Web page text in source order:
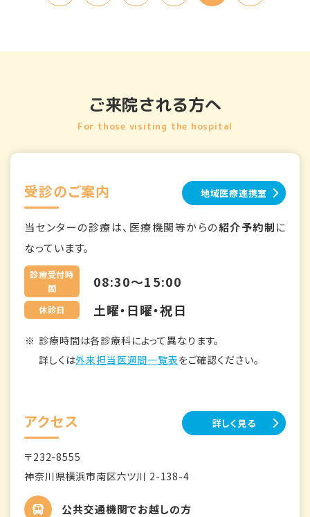
ご来院される方へ
For those visiting the hospital
受診のご案内 地域医療連携室
当センターの診療は、医療機関等からの紹介予約制に
なっています。
診療受付時
間
08:30～15:00
休診日 土曜・日曜・祝日
診療時間は各診療科によって異なります。
詳しくは外来担当医週間一覧表をご確認ください。
アクセス 詳しく見る
〒232-8555
神奈川県横浜市南区六ツ川 2-138-4
公共交通機関でお越しの方